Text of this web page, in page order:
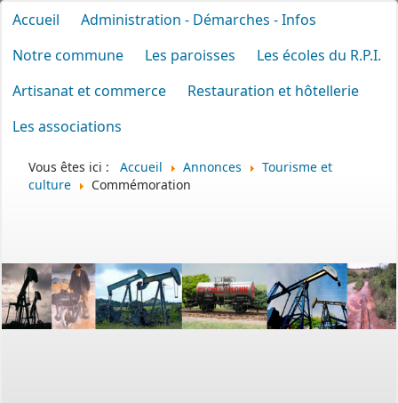
Accueil
Administration - Démarches - Infos
Notre commune
Les paroisses
Les écoles du R.P.I.
Artisanat et commerce
Restauration et hôtellerie
Les associations
Vous êtes ici : Accueil Annonces
Tourisme et
culture
Commémoration